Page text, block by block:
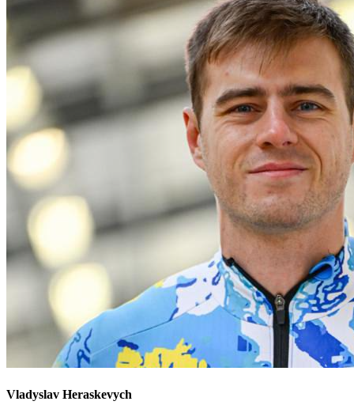
Vladyslav Heraskevych